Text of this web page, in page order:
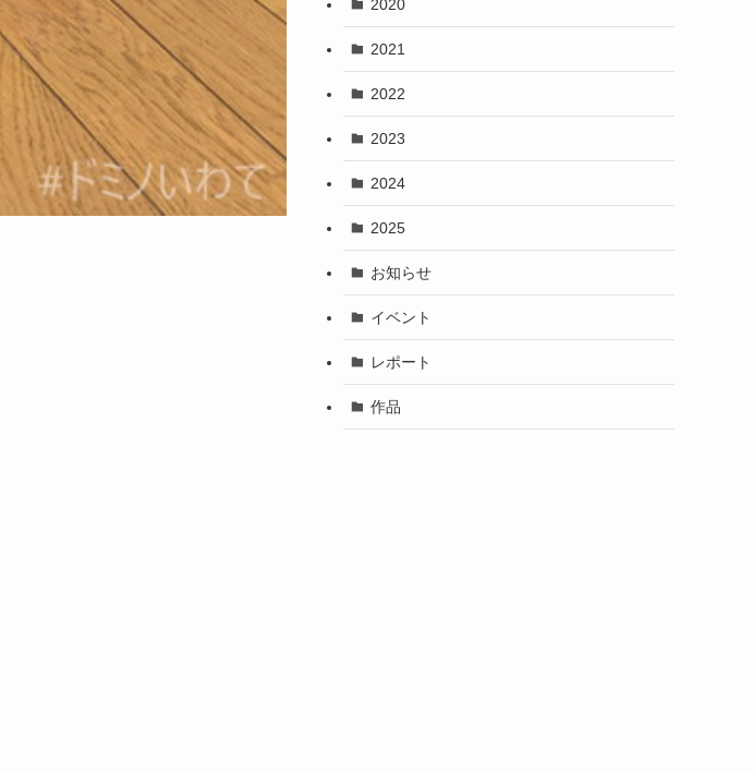
2020
2021
2022
2023
2024
2025
お知らせ
イベント
レポート
作品